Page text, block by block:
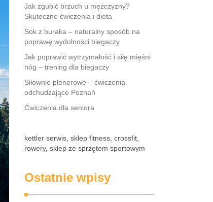
Jak zgubić brzuch u mężczyzny?
Skuteczne ćwiczenia i dieta
Sok z buraka – naturalny sposób na
poprawę wydolności biegaczy
Jak poprawić wytrzymałość i siłę mięśni
nóg – trening dla biegaczy
Siłownie plenerowe – ćwiczenia
odchudzające Poznań
Ćwiczenia dla seniora
kettler serwis, sklep fitness, crossfit,
rowery, sklep ze sprzętem sportowym
Ostatnie wpisy